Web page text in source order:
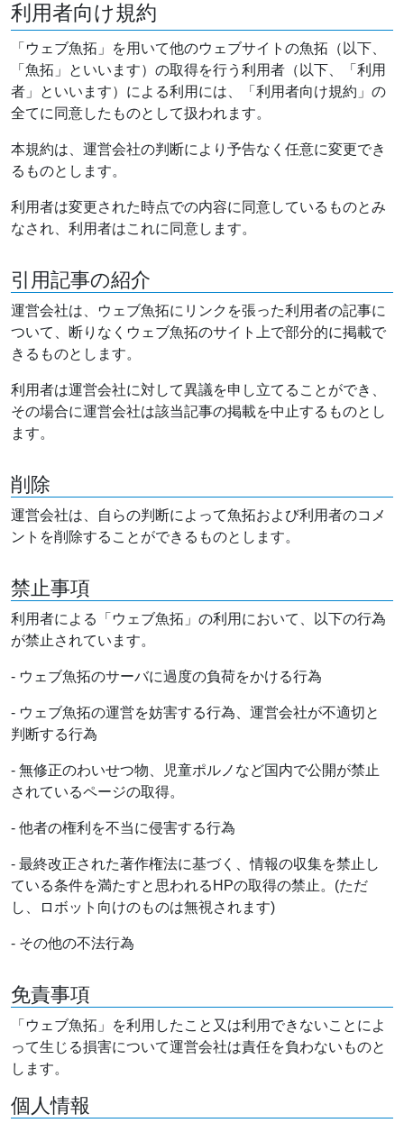
利用者向け規約
「ウェブ魚拓」を用いて他のウェブサイトの魚拓（以下、
「魚拓」といいます）の取得を行う利用者（以下、「利用
者」といいます）による利用には、「利用者向け規約」の
全てに同意したものとして扱われます。
本規約は、運営会社の判断により予告なく任意に変更でき
るものとします。
利用者は変更された時点での内容に同意しているものとみ
なされ、利用者はこれに同意します。
引用記事の紹介
運営会社は、ウェブ魚拓にリンクを張った利用者の記事に
ついて、断りなくウェブ魚拓のサイト上で部分的に掲載で
きるものとします。
利用者は運営会社に対して異議を申し立てることができ、
その場合に運営会社は該当記事の掲載を中止するものとし
ます。
削除
運営会社は、自らの判断によって魚拓および利用者のコメ
ントを削除することができるものとします。
禁止事項
利用者による「ウェブ魚拓」の利用において、以下の行為
が禁止されています。
- ウェブ魚拓のサーバに過度の負荷をかける行為
- ウェブ魚拓の運営を妨害する行為、運営会社が不適切と
判断する行為
- 無修正のわいせつ物、児童ポルノなど国内で公開が禁止
されているページの取得。
- 他者の権利を不当に侵害する行為
- 最終改正された著作権法に基づく、情報の収集を禁止し
ている条件を満たすと思われるHPの取得の禁止。(ただ
し、ロボット向けのものは無視されます)
- その他の不法行為
免責事項
「ウェブ魚拓」を利用したこと又は利用できないことによ
って生じる損害について運営会社は責任を負わないものと
します。
個人情報